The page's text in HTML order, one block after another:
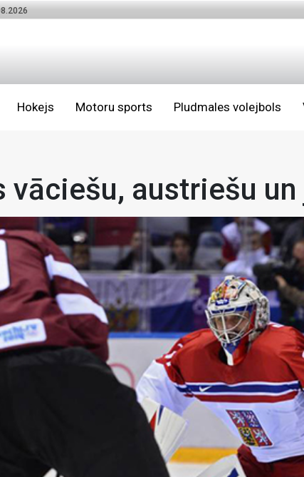
Hokejs Motoru sports Pludmales volejbols
vāciešu, austriešu